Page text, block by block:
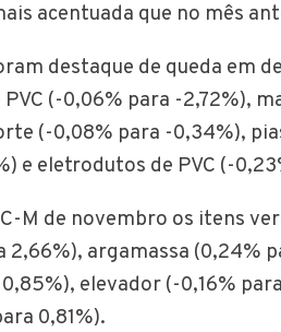
acentuada que no mês
destaque de queda em
(-0,06% para -2,72%),
(-0,08% para -0,34%),
e eletrodutos de PVC (-
M de novembro os itens
2,66%), argamassa (0,24%
elevador (-0,16%
0,81%).